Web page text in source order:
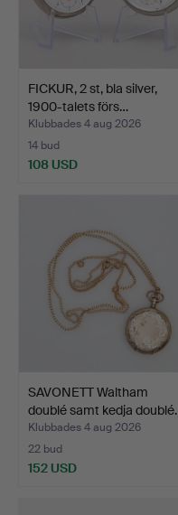
FICKUR, 2 st, bla silver,
1900-talets förs…
Klubbades 4 aug 2026
14 bud
108 USD
SAVONETT Waltham
doublé samt kedja doublé.
Klubbades 4 aug 2026
22 bud
152 USD